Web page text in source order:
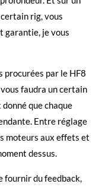
rig, vous
garantie, je vous
procurées par le HF8
faudra un certain
que chaque
Entre réglage
moteurs aux effets et
dessus.
fournir du feedback,